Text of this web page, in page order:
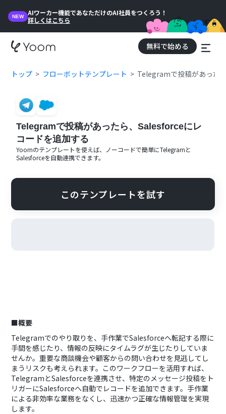
NEW
AIワーカー機能であなただけのAI社員をつくろう！
詳しくはこちら
無料で始める
トップ フローボットテンプレート Telegramで投稿があった
Telegramで投稿があったら、Salesforceにレ
コードを追加する
Yoomのテンプレートを使えば、ノーコードで簡単にTelegramと
Salesforceを自動連携できます。
このテンプレートを試す
■概要
Telegramでのやり取りを、手作業でSalesforceへ転記する際に
手間を感じたり、情報の反映にタイムラグが生じたりしていま
せんか。重要な商談機会や顧客からの問い合わせを見逃してし
まうリスクも考えられます。このワークフローを活用すれば、
TelegramとSalesforceを連携させ、特定のメッセージ投稿をト
リガーにSalesforceへ自動でレコードを追加できます。手作業
による非効率な業務をなくし、迅速かつ正確な情報管理を実現
します。